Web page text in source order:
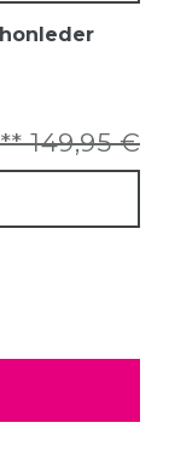
149,95 €